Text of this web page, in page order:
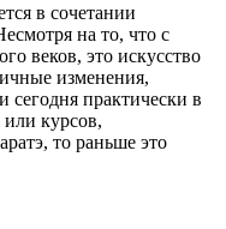
в сочетании
на то, что с
веков, это искусство
изменения,
сегодня практически в
курсов,
то раньше это